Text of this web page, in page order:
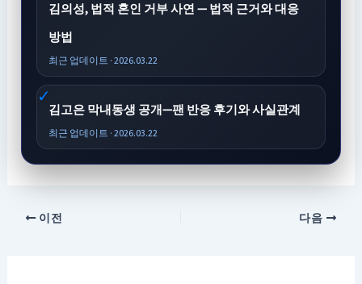
김의성, 법적 혼인 거부 사연 — 법적 근거와 대응
방법
최근 업데이트 · 2026.03.22
김고은 막내동생 공개—팬 반응 후기와 사실관계
최근 업데이트 · 2026.03.22
이전 다음